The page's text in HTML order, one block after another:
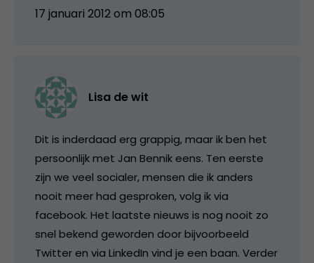
17 januari 2012 om 08:05
Lisa de wit
Dit is inderdaad erg grappig, maar ik ben het
persoonlijk met Jan Bennik eens. Ten eerste
zijn we veel socialer, mensen die ik anders
nooit meer had gesproken, volg ik via
facebook. Het laatste nieuws is nog nooit zo
snel bekend geworden door bijvoorbeeld
Twitter en via LinkedIn vind je een baan. Verder